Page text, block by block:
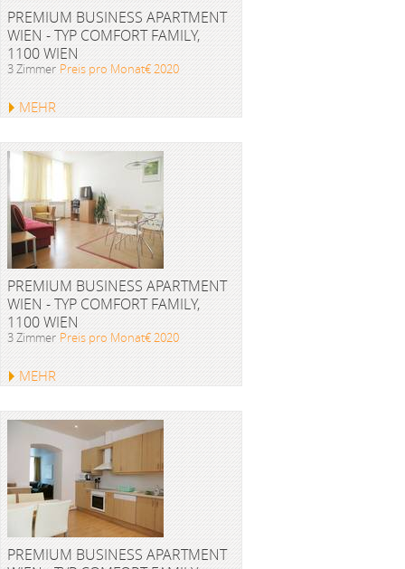
PREMIUM BUSINESS APARTMENT
WIEN - TYP COMFORT FAMILY,
1100 WIEN
3 Zimmer Preis pro Monat€ 2020
MEHR
PREMIUM BUSINESS APARTMENT
WIEN - TYP COMFORT FAMILY,
1100 WIEN
3 Zimmer Preis pro Monat€ 2020
MEHR
PREMIUM BUSINESS APARTMENT